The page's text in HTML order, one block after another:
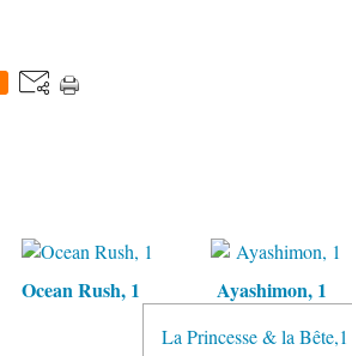
Ocean Rush, 1 Ayashimon, 1
La Princesse & la Bête,1